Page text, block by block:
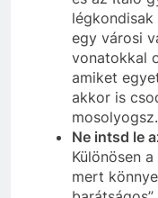
egy városi
vonatokkal
amiket
akkor is
mosolyogsz.
Ne intsd le
Különösen
mert